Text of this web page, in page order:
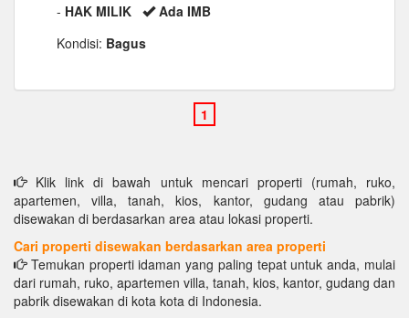
- HAK MILIK
Ada IMB
Kondisi: Bagus
Klik link di bawah untuk mencari properti (rumah, ruko,
apartemen, villa, tanah, kios, kantor, gudang atau pabrik)
disewakan di berdasarkan area atau lokasi properti.
Cari properti disewakan berdasarkan area properti
Temukan properti idaman yang paling tepat untuk anda, mulai
dari rumah, ruko, apartemen villa, tanah, kios, kantor, gudang dan
pabrik disewakan di kota kota di Indonesia.